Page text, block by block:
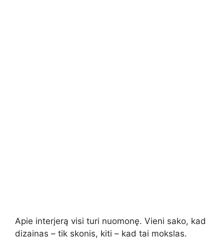
Apie interjerą visi turi nuomonę. Vieni sako, kad
dizainas – tik skonis, kiti – kad tai mokslas.